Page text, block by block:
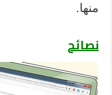
منها.
نصائح